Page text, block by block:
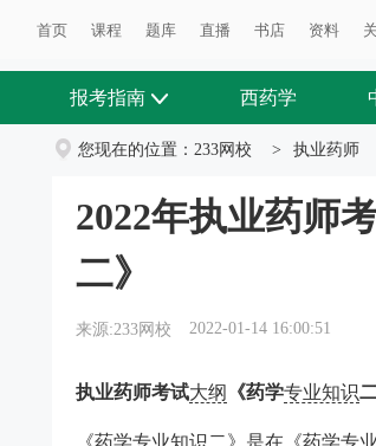
首页 课程 题库 直播 书店 资料
报考指南 西药学
您现在的位置： 233网校 > 执业药师
2022年执业药师
二》
来源:233网校 2022-01-14 16:00:51
执业药师考试大纲 《药学专业知识
《药学专业知识二》是在《药学专